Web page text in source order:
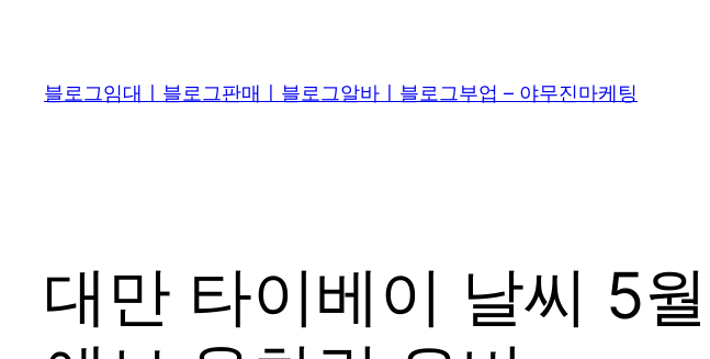
블로그임대ㅣ블로그판매ㅣ블로그알바ㅣ블로그부업 – 야무진마케팅
대만 타이베이 날씨 5